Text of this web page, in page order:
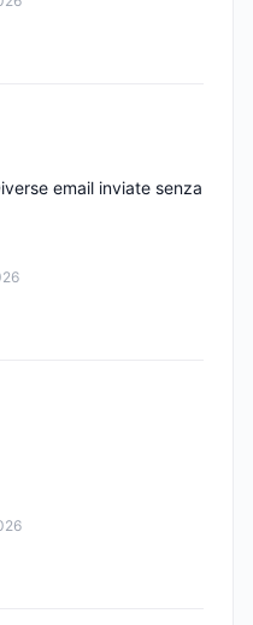
email inviate senza